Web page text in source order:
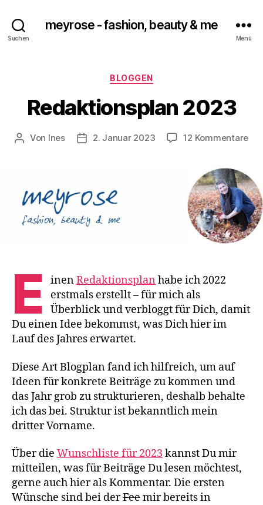
Suchen
meyrose - fashion, beauty & me
Menü
Kategorien
BLOGGEN
Redaktionsplan 2023
Beitragsautor
Von Ines Veröffentlichungsdatum
2. Januar 2023 12 Kommentarezu
E inenRedaktionsplan habe ich 2022
erstmals erstellt – für mich als
Überblick und verbloggt für Dich, damit
Du einen Idee bekommst, was Dich hier im
Lauf des Jahres erwartet.
Diese Art Blogplan fand ich hilfreich, um auf
Ideen für konkrete Beiträge zu kommen und
das Jahr grob zu strukturieren, deshalb behalte
ich das bei. Struktur ist bekanntlich mein
dritter Vorname.
Über die Wunschliste für 2023 kannst Du mir
mitteilen, was für Beiträge Du lesen möchtest,
gerne auch hier als Kommentar. Die ersten
Wünsche sind bei derFeemir bereits in